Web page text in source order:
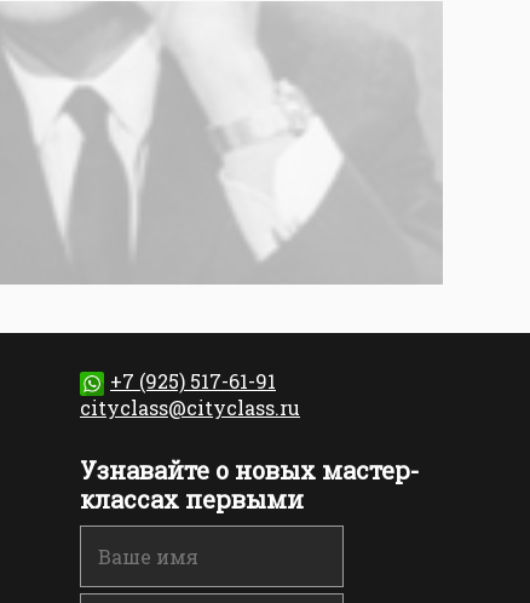
+7 (925) 517-61-91
cityclass@cityclass.ru
Узнавайте о новых мастер-
классах первыми